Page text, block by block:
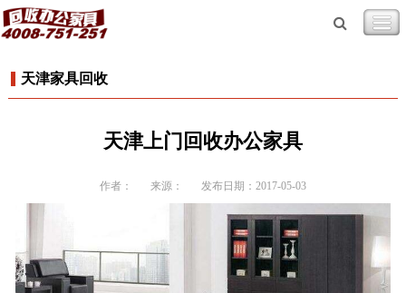
天津家具回收
天津上门回收办公家具
作者： 来源： 发布日期：2017-05-03